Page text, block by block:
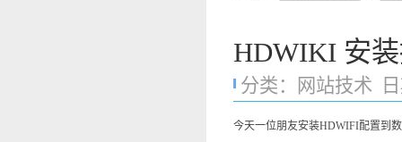
HDWIKI 安
分类： 网站技术
今天一位朋友安装HDWIFI配置到